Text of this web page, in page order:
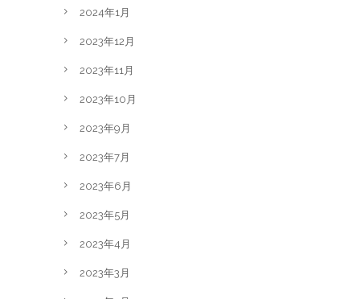
2024年1月
2023年12月
2023年11月
2023年10月
2023年9月
2023年7月
2023年6月
2023年5月
2023年4月
2023年3月